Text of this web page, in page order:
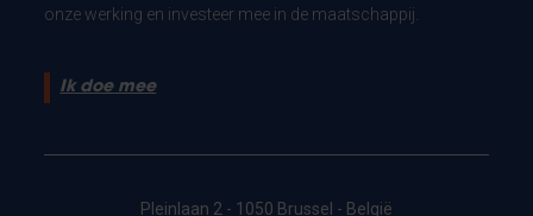
onze werking en investeer mee in de maatschappij.
Ik doe mee
Pleinlaan 2 - 1050 Brussel - België